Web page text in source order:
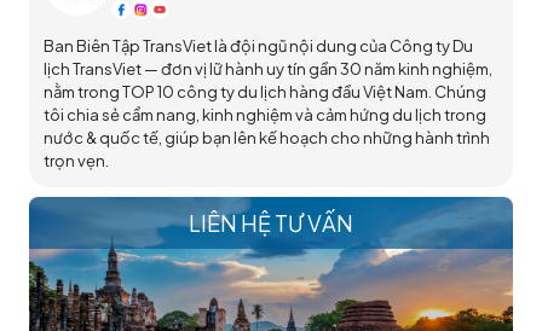
Ban Biên Tập TransViet là đội ngũ nội dung của Công ty Du
lịch TransViet — đơn vị lữ hành uy tín gần 30 năm kinh nghiệm,
nằm trong TOP 10 công ty du lịch hàng đầu Việt Nam. Chúng
tôi chia sẻ cẩm nang, kinh nghiệm và cảm hứng du lịch trong
nước & quốc tế, giúp bạn lên kế hoạch cho những hành trình
trọn vẹn.
LIÊN HỆ TƯ VẤN